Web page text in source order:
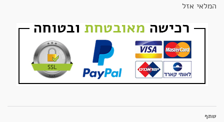
₪39.
₪29.
המלאי אזל
שתף